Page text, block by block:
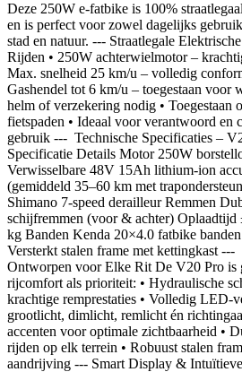
Deze 250W e-fatbike is 100%
en is perfect voor zowel dagelijks
stad en natuur. --- Straatlegale
Rijden • 250W achterwielmotor –
Max. snelheid 25 km/u – volledig
Gashendel tot 6 km/u – toegestaan voor
helm of verzekering nodig • Toegestaan
fietspaden • Ideaal voor verantwoord en
gebruik --- ️ Technische Specificaties –
Specificatie Details Motor 250W
Verwisselbare 48V 15Ah lithium-ion
(gemiddeld 35–60 km met
Shimano 7-speed derailleur Remmen
schijfremmen (voor & achter)
kg Banden Kenda 20×4.0 fatbike
Versterkt stalen frame met kettingkast
Ontworpen voor Elke Rit De V20 Pro is
rijcomfort als prioriteit: • Hydraulische
krachtige remprestaties • Volledig LED-
grootlicht, dimlicht, remlicht én
accenten voor optimale zichtbaarheid •
rijden op elk terrein • Robuust stalen
aandrijving --- Smart Display &